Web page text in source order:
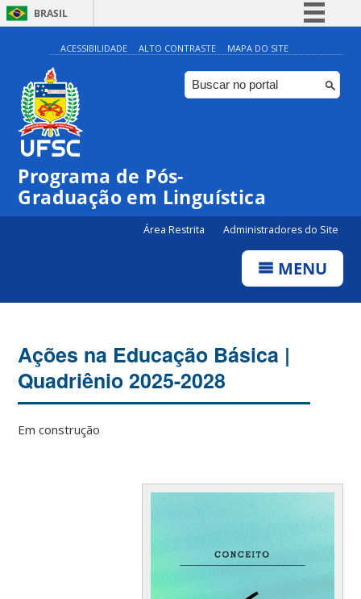
BRASIL
Simplifique!
Comunica BR
Participe
ACESSIBILIDADE ALTO CONTRASTE MAPA DO SITE
Programa de Pós-
Graduação em Linguística
Área Restrita Administradores do Site
MENU
Ações na Educação Básica |
Quadriênio 2025-2028
Em construção